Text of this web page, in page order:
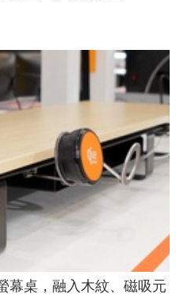
幕桌，融入木紋、磁吸元